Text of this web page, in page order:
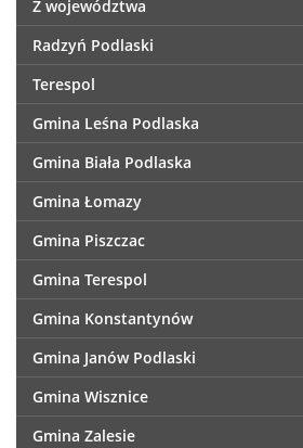
Z województwa
Radzyń Podlaski
Terespol
Gmina Leśna Podlaska
Gmina Biała Podlaska
Gmina Łomazy
Gmina Piszczac
Gmina Terespol
Gmina Konstantynów
Gmina Janów Podlaski
Gmina Wisznice
Gmina Zalesie